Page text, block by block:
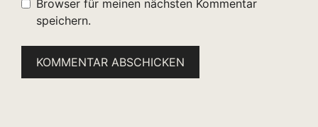
Browser für meinen nächsten Kommentar
speichern.